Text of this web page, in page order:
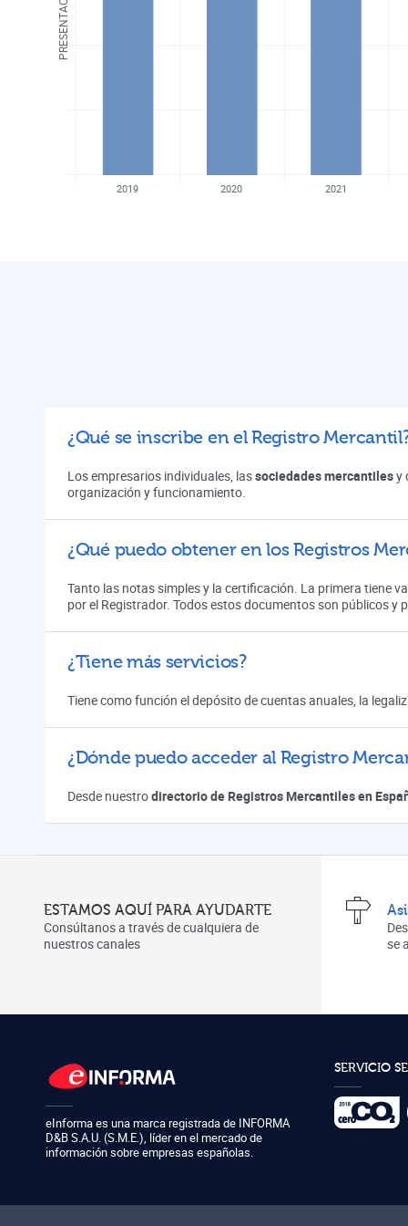
2019 2020 2021
¿Qué se inscribe en el Registro
Los empresarios individuales, lassociedades mercantilesy
organización y funcionamiento.
¿Qué puedo obtener en los Registros
Tanto las notas simples y la certificación. La primera tiene
por el Registrador. Todos estos documentos son públicos y
¿Tiene más servicios?
Tiene como función el depósito de cuentas anuales, la
¿Dónde puedo acceder al Registro
Desde nuestrodirectorio de Registros Mercantiles en
ESTAMOS AQUÍ PARA AYUDARTE
Consúltanos a través de cualquiera de
nuestros canales
se
eInforma es una marca registrada de INFORMA
D&B S.A.U. (S.M.E.), líder en el mercado de
información sobre empresas españolas.
SERVICIO